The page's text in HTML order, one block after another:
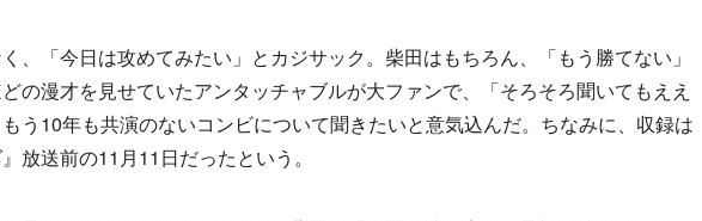
、「今日は攻めてみたい」とカジサック。柴田はもちろん、「もう勝てない」
の漫才を見せていたアンタッチャブルが大ファンで、「そろそろ聞いてもええ
う10年も共演のないコンビについて聞きたいと意気込んだ。ちなみに、収録は
放送前の11月11日だったという。